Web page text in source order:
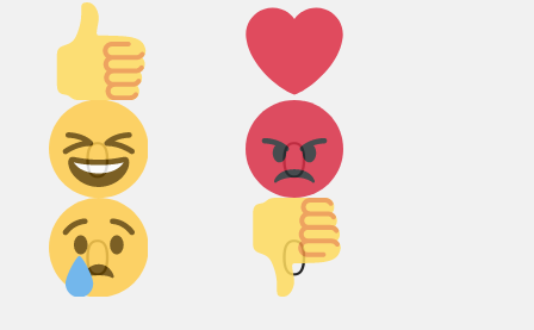
Палец
вверх!
0
Лайк!
0
Дикий
смех!
0
Агрессия!
0
Грусть :(
Палец
вниз!